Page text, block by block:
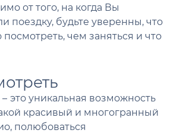
от того, на когда Вы
поездку, будьте уверенны, что
посмотреть, чем заняться и что
это уникальная возможность
красивый и многогранный
полюбоваться